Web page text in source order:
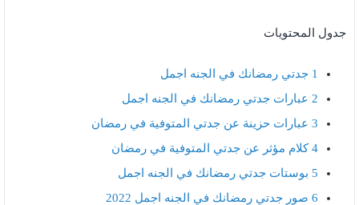
جدول المحتويات
1 جدتي رمضانك في الجنه اجمل
2 عبارات جدتي رمضانك في الجنه اجمل
3 عبارات حزينة عن جدتي المتوفية في رمضان
4كلام مؤثر عن جدتي المتوفية في رمضان
5 بوستات جدتي رمضانك في الجنه اجمل
6 صور جدتي رمضانك في الجنه اجمل 2022